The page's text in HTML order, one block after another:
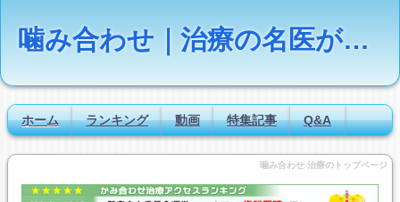
噛み合わせ｜治療の名医が疑問に答える【Dr.NAVI】
ホーム ランキング 動画 特集記事 Q&A
噛み合わせ 治療のトップページ